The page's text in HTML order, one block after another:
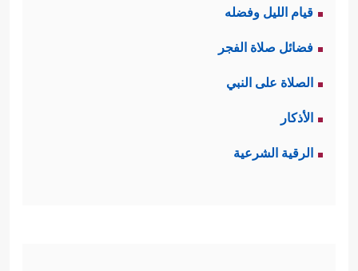
قيام الليل وفضله
فضائل صلاة الفجر
الصلاة على النبي
الأذكار
الرقية الشرعية